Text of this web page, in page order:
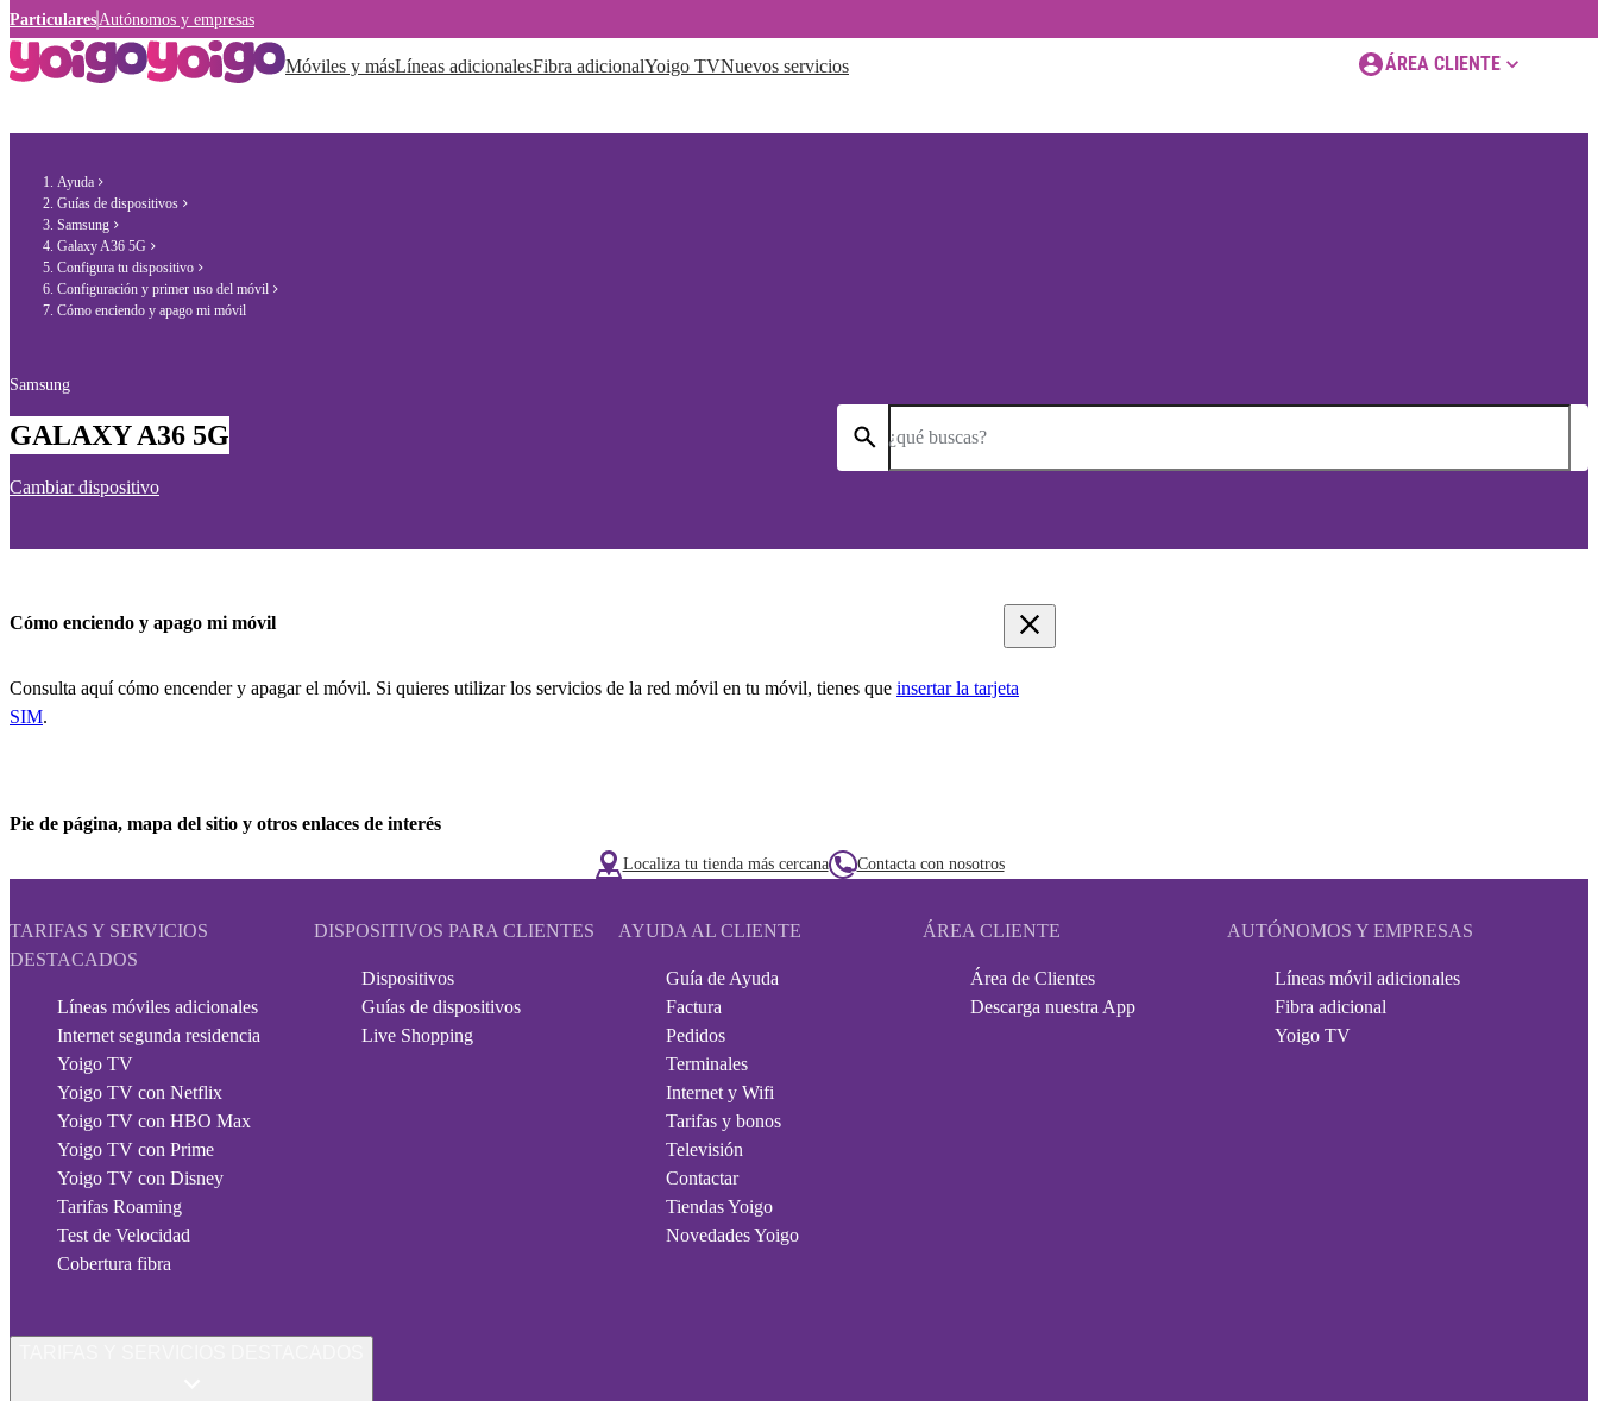
Particulares Autónomos y empresas
Móviles y másLíneas adicionalesFibra adicionalYoigo TVNuevos servicios ÁREA CLIENTE
Ayuda
Guías de dispositivos
Samsung
Galaxy A36 5G
Configura tu dispositivo
Configuración y primer uso del móvil
Cómo enciendo y apago mi móvil
Samsung
GALAXY A36 5G
Cambiar dispositivo
¿qué buscas?
Cómo enciendo y apago mi móvil
Consulta aquí cómo encender y apagar el móvil. Si quieres utilizar los servicios de la red móvil en tu móvil, tienes que insertar la tarjeta
SIM.
Pie de página, mapa del sitio y otros enlaces de interés
Localiza tu tienda más cercana Contacta con nosotros
TARIFAS Y SERVICIOS
DESTACADOS
Líneas móviles adicionales
Internet segunda residencia
Yoigo TV
Yoigo TV con Netflix
Yoigo TV con HBO Max
Yoigo TV con Prime
Yoigo TV con Disney
Tarifas Roaming
Test de Velocidad
Cobertura fibra
DISPOSITIVOS PARA CLIENTES
Dispositivos
Guías de dispositivos
Live Shopping
AYUDA AL CLIENTE
Guía de Ayuda
Factura
Pedidos
Terminales
Internet y Wifi
Tarifas y bonos
Televisión
Contactar
Tiendas Yoigo
Novedades Yoigo
ÁREA CLIENTE
Área de Clientes
Descarga nuestra App
AUTÓNOMOS Y EMPRESAS
Líneas móvil adicionales
Fibra adicional
Yoigo TV